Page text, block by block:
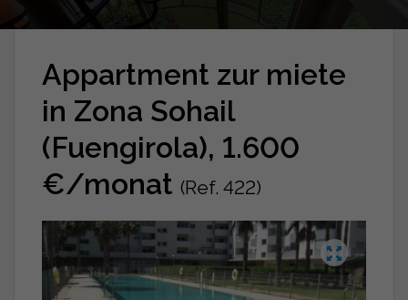
Appartment zur miete
in Zona Sohail
(Fuengirola), 1.600
€/monat (Ref. 422)